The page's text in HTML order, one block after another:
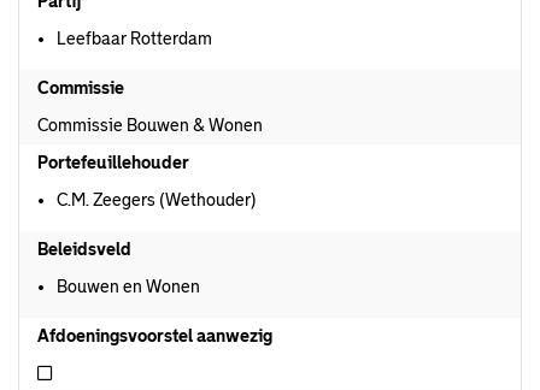
Leefbaar Rotterdam
Commissie
Commissie Bouwen & Wonen
Portefeuillehouder
C.M. Zeegers (Wethouder)
Beleidsveld
Bouwen en Wonen
Afdoeningsvoorstel aanwezig
Niet afdoeningsvoorstel aanwezig